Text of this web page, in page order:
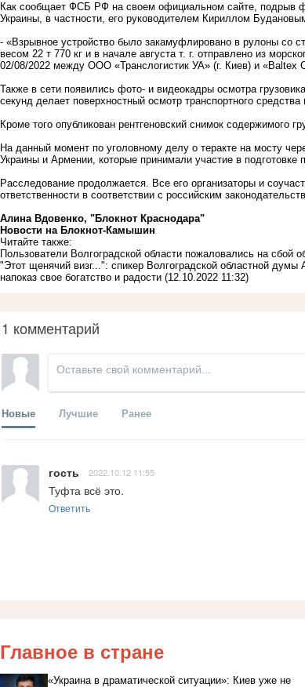
Как сообщает ФСБ РФ на своем официальном сайте, подрыв
Украины, в частности, его руководителем Кириллом
- «Взрывное устройство было закамуфлировано в рулоны со
весом 22 т 770 кг и в начале августа т. г. отправлено из
02/08/2022 между ООО «Транслогистик УА» (г. Киев) и «Baltex
Также в сети появились фото- и видеокадры осмотра
секунд делает поверхностный осмотр транспортного
Кроме того опубликован рентгеновский снимок содержимого
На данный момент по уголовному делу о теракте на мосту
Украины и Армении, которые принимали участие в подготовке
Расследование продолжается. Все его организаторы и
ответственности в соответствии с российским
Алина Вдовенко, "Блокнот Краснодара"
Новости на Блoкнoт-Камышин
Читайте также:
Пользователи Волгоградской области пожаловались на сбой
"Этот щенячий визг...": спикер Волгоградской областной
напоказ свое богатство и радости (12.10.2022 11:32)
1 комментарий
Новые Лучшие Ранее
гость 2022.10.12 11:55
Туфта всё это.
Ответить
Главное в стране
«Украина в драматической ситуации»: Киев уже не